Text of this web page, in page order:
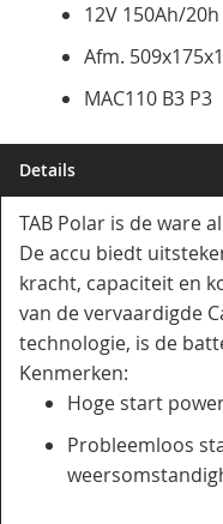
12V 150Ah/20h
Afm.
MAC110 B3 P3
Details
TAB Polar is de ware
De accu biedt
kracht, capaciteit en
van de vervaardigde
technologie, is de
Kenmerken:
Hoge start
Probleemloos